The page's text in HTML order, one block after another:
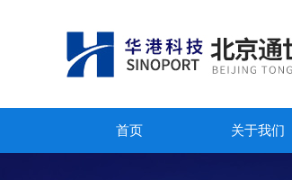
首页 关于我们